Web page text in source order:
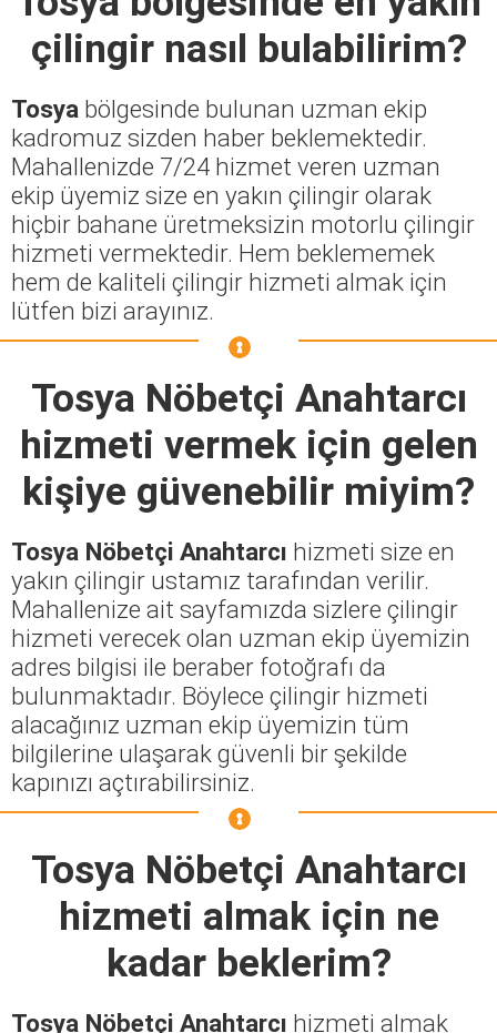
çilingir nasıl bulabilirim?
Tosya bölgesinde bulunan uzman ekip
kadromuz sizden haber beklemektedir.
Mahallenizde 7/24 hizmet veren uzman
ekip üyemiz size en yakın çilingir olarak
hiçbir bahane üretmeksizin motorlu çilingir
hizmeti vermektedir. Hem beklememek
hem de kaliteli çilingir hizmeti almak için
lütfen bizi arayınız.
Tosya Nöbetçi Anahtarcı
hizmeti vermek için gelen
kişiye güvenebilir miyim?
Tosya Nöbetçi Anahtarcı hizmeti size en
yakın çilingir ustamız tarafından verilir.
Mahallenize ait sayfamızda sizlere çilingir
hizmeti verecek olan uzman ekip üyemizin
adres bilgisi ile beraber fotoğrafı da
bulunmaktadır. Böylece çilingir hizmeti
alacağınız uzman ekip üyemizin tüm
bilgilerine ulaşarak güvenli bir şekilde
kapınızı açtırabilirsiniz.
Tosya Nöbetçi Anahtarcı
hizmeti almak için ne
kadar beklerim?
Tosya Nöbetçi Anahtarcı hizmeti almak